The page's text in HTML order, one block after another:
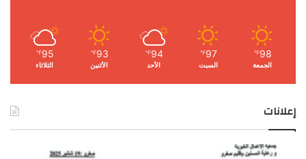
98
℉
الجمعة
97
℉
السبت
94
℉
الأحد
93
℉
الأثنين
95
℉
الثلاثاء
إعلانات